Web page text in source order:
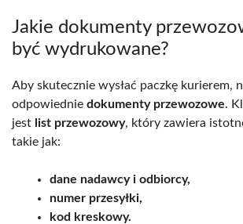
Jakie dokumenty
być wydrukowane?
Aby skutecznie wysłać paczkę kurierem,
odpowiednie dokumenty przewozowe.
jest list przewozowy, który zawiera
takie jak:
dane nadawcy i odbiorcy,
numer przesyłki,
kod kreskowy.